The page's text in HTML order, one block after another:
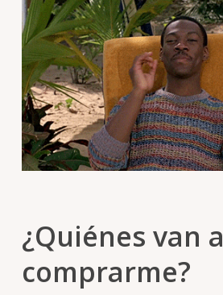
¿Quiénes van a
comprarme?